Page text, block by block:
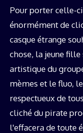
Pour porter celle-
énormément de
casque étrange
chose, la jeune
artistique du
mèmes et le fluo,
respectueux de
cliché du pirate
l'effacera de toute